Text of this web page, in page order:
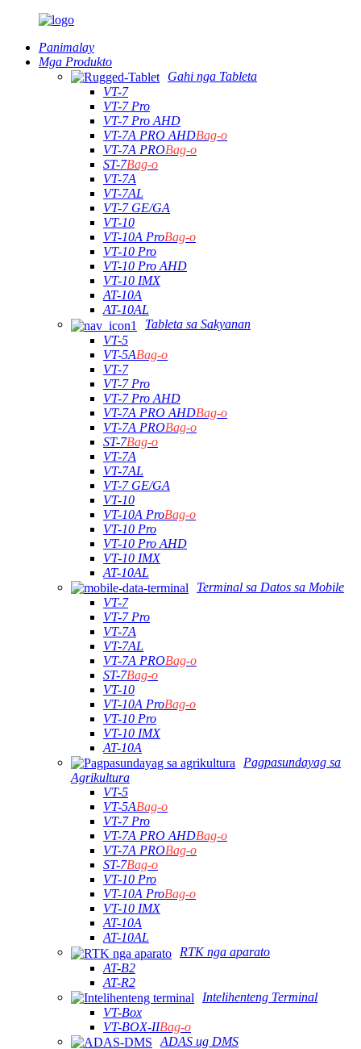
Panimalay
Mga Produkto
Gahi nga Tableta
VT-7
VT-7 Pro
VT-7 Pro AHD
VT-7A PRO AHDBag-o
VT-7A PROBag-o
ST-7Bag-o
VT-7A
VT-7AL
VT-7 GE/GA
VT-10
VT-10A ProBag-o
VT-10 Pro
VT-10 Pro AHD
VT-10 IMX
AT-10A
AT-10AL
Tableta sa Sakyanan
VT-5
VT-5ABag-o
VT-7
VT-7 Pro
VT-7 Pro AHD
VT-7A PRO AHDBag-o
VT-7A PROBag-o
ST-7Bag-o
VT-7A
VT-7AL
VT-7 GE/GA
VT-10
VT-10A ProBag-o
VT-10 Pro
VT-10 Pro AHD
VT-10 IMX
AT-10AL
Terminal sa Datos sa Mobile
VT-7
VT-7 Pro
VT-7A
VT-7AL
VT-7A PROBag-o
ST-7Bag-o
VT-10
VT-10A ProBag-o
VT-10 Pro
VT-10 IMX
AT-10A
Pagpasundayag sa
Agrikultura
VT-5
VT-5ABag-o
VT-7 Pro
VT-7A PRO AHDBag-o
VT-7A PROBag-o
ST-7Bag-o
VT-10 Pro
VT-10A ProBag-o
VT-10 IMX
AT-10A
AT-10AL
RTK nga aparato
AT-B2
AT-R2
Intelihenteng Terminal
VT-Box
VT-BOX-IIBag-o
ADAS ug DMS